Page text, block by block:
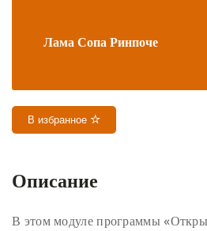
Лама Сопа Ринпоче
В избранное
Описание
В этом модуле программы